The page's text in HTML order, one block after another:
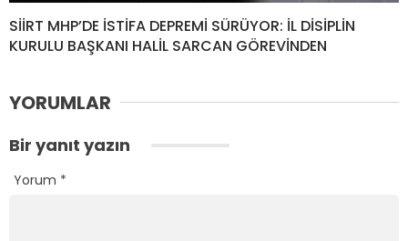
SİİRT MHP’DE İSTİFA DEPREMİ SÜRÜYOR: İL DİSİPLİN
KURULU BAŞKANI HALİL SARCAN GÖREVİNDEN
YORUMLAR
Bir yanıt yazın
Yorum *